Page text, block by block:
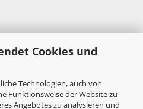
Cookies und
Technologien, auch von
Funktionsweise der Website zu
Angebotes zu analysieren und